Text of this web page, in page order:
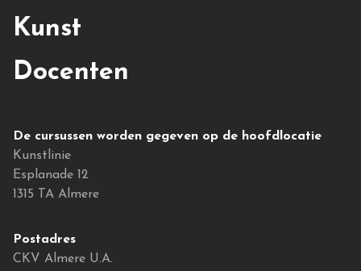
Kunst
Docenten
De cursussen worden gegeven op de hoofdlocatie
Kunstlinie
Esplanade 12
1315 TA Almere
Postadres
CKV Almere U.A.